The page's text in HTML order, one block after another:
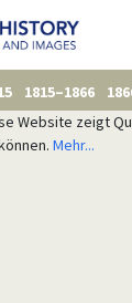
1815–1866
Website zeigt
Mehr...